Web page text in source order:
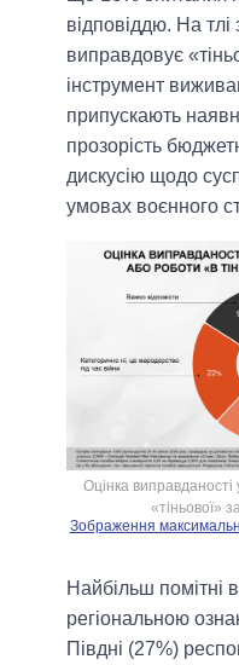
відповіддю. На тлі
виправдовує
інструмент
припускають
прозорість
дискусію щодо
умовах воєнного
Оцінка виправданості
«тіньової»
Зображення
Найбільш помітні
регіональною
Півдні (27%)